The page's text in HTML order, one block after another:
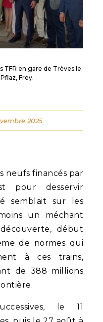
neufs financés par
pour desservir
semblait sur les
un méchant
début
de normes qui
à ces trains,
de 388 millions
le 11
TFR en gare de Trèves le
Frey.
2025